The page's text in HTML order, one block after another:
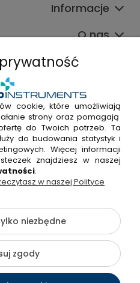
Informacje
O nas
915 338
298 53 38
do nas!
Kryształowa 33A, 01-356
| NIP: 7010404814, REGON:
0000491265
| medinstruments.pl
byEcommercy
cookie, które umożliwiają
strony oraz pomagają
do Twoich potrzeb. Ta
do budowania statystyk i
Więcej informacji
znajdziesz w naszej
.
w naszej Polityce
niezbędne
zgody